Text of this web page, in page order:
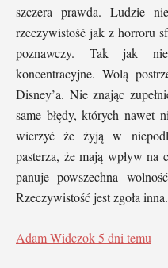
szczera prawda. Ludzie
rzeczywistość jak z horroru
poznawczy. Tak jak
koncentracyjne. Wolą
Disney’a. Nie znając
same błędy, których nawet
wierzyć że żyją w
pasterza, że mają wpływ
panuje powszechna
Rzeczywistość jest zgoła inna.
Adam Widczok5 dni temu